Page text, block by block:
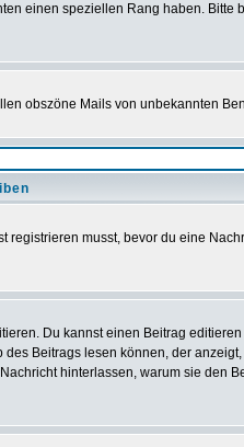
einen speziellen Rang haben.
obszöne Mails von unbekannten
musst, bevor du eine
Du kannst einen Beitrag
Beitrags lesen können, der
hinterlassen, warum sie den